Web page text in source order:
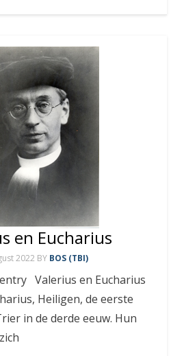
en Eucharius
2022 BY BOS (TBI)
entry Valerius en Eucharius
Heiligen, de eerste
in de derde eeuw. Hun